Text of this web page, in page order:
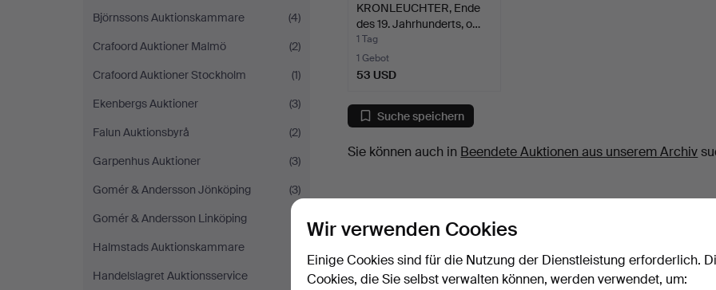
Björnssons Auktionskammare
(4)
Crafoord Auktioner Malmö
(2)
Crafoord Auktioner Stockholm
(1)
Ekenbergs Auktioner
(3)
Falun Auktionsbyrå
(2)
Garpenhus Auktioner
(3)
Gomér & Andersson Jönköping
(3)
Gomér & Andersson Linköping
Halmstads Auktionskammare
Handelslagret Auktionsservice
KRONLEUCHTER, Ende
des 19. Jahrhunderts, o…
1 Tag
1 Gebot
53 USD
Suche speichern
Sie können auch in Beendete Auktionen aus unserem Archiv
Wir verwenden Cookies
Einige Cookies sind für die Nutzung der Dienstleistung erforderlich.
Cookies, die Sie selbst verwalten können, werden verwendet, um: